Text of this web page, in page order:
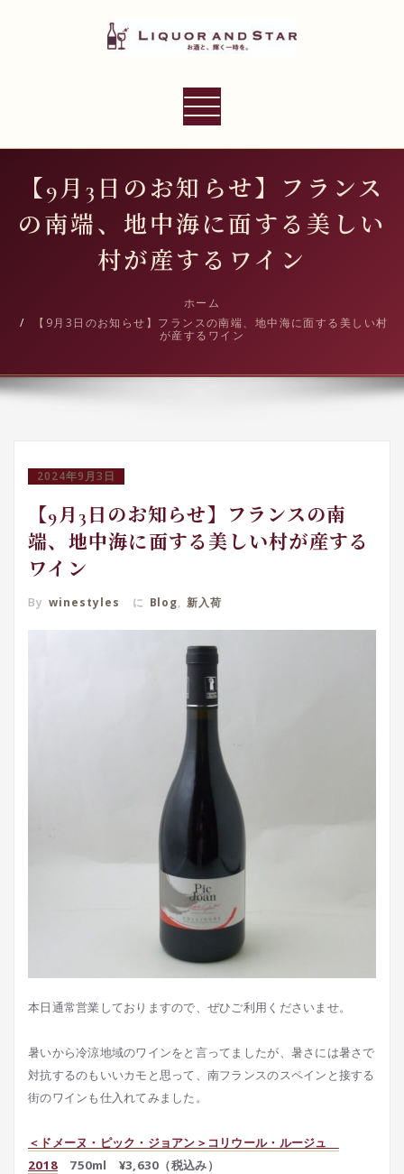
プ
LIQUOR AND STAR
ナ
ー
ョ
ン
り
替
【9月3日のお知らせ】フランス
の南端、地中海に面する美しい
村が産するワイン
ホーム
【9月3日のお知らせ】フランスの南端、地中海に面する美しい村
が産するワイン
2024年9月3日
【9月3日のお知らせ】フランスの南
端、地中海に面する美しい村が産する
ワイン
By winestyles に Blog, 新入荷
本日通常営業しておりますので、ぜひご利用くださいませ。
暑いから冷涼地域のワインをと言ってましたが、暑さには暑さで
対抗するのもいいカモと思って、南フランスのスペインと接する
街のワインも仕入れてみました。
＜ドメーヌ・ピック・ジョアン＞コリウール・ルージュ
2018 750ml ¥3,630（税込み）